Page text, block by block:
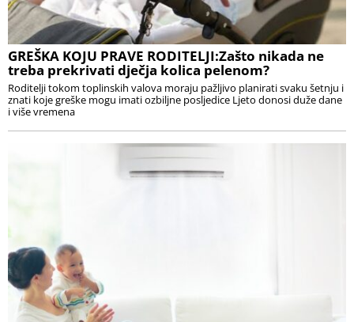
GREŠKA KOJU PRAVE RODITELJI:Zašto nikada ne
treba prekrivati dječja kolica pelenom?
Roditelji tokom toplinskih valova moraju pažljivo planirati svaku šetnju i
znati koje greške mogu imati ozbiljne posljedice Ljeto donosi duže dane
i više vremena